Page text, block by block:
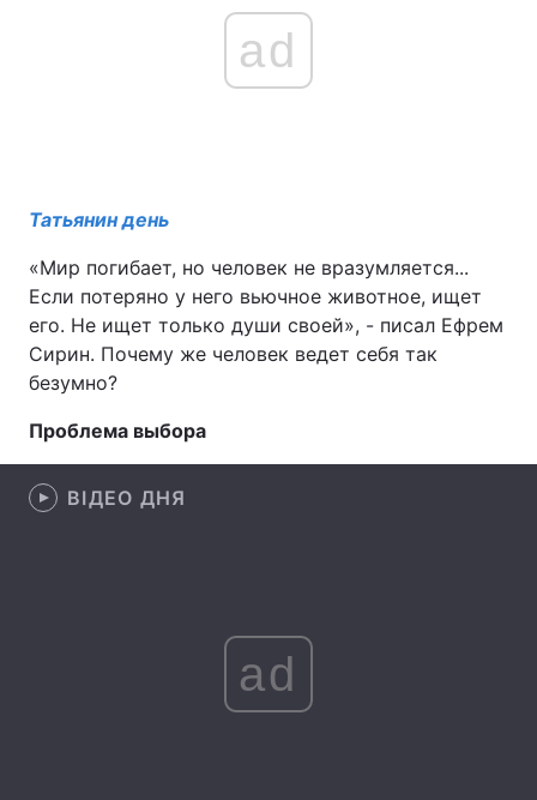
Війна
ad
Татьянин день
«Мир погибает, но человек не вразумляется...
Если потеряно у него вьючное животное, ищет
его. Не ищет только души своей», - писал Ефрем
Сирин. Почему же человек ведет себя так
безумно?
Проблема выбора
ВІДЕО ДНЯ
ad